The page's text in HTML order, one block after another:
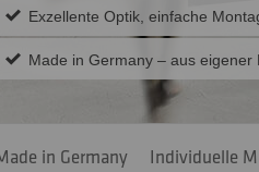
Exzellente Optik, einfache
Made in Germany – aus eigener
in Germany Individuelle